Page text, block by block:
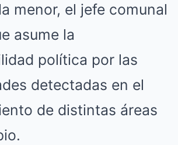
menor, el jefe comunal
asume la
política por las
detectadas en el
de distintas áreas